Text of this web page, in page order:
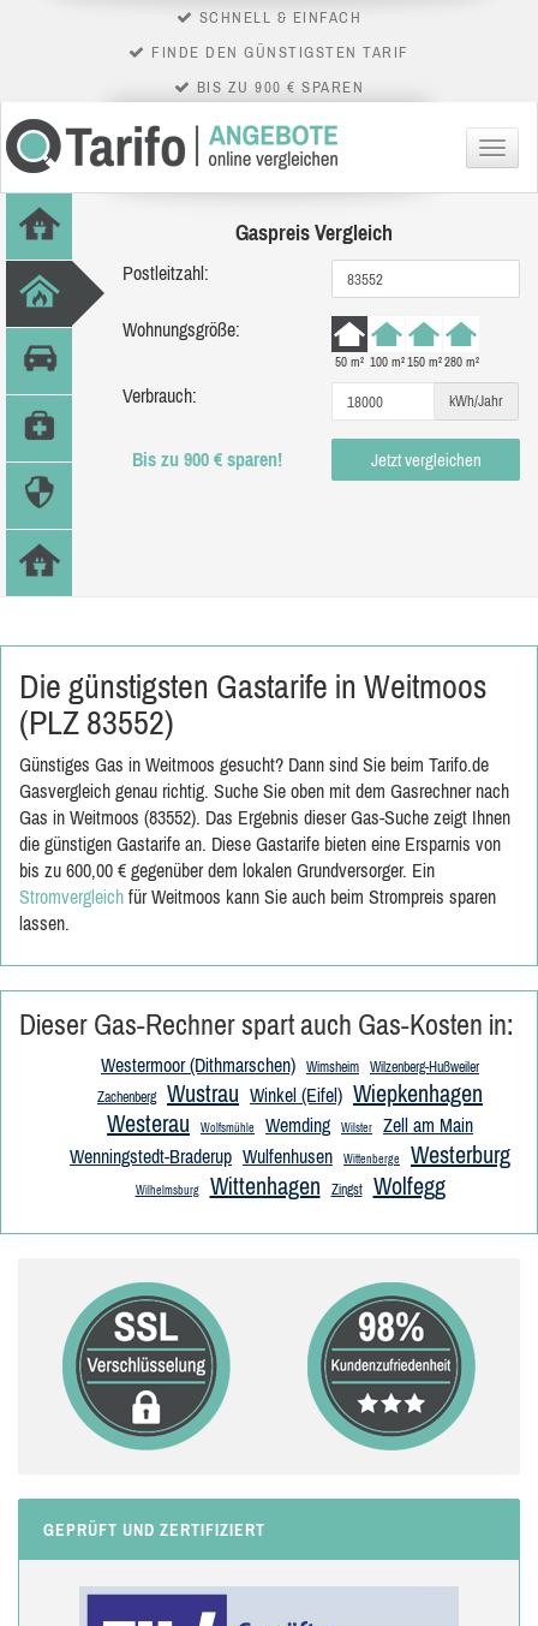
SCHNELL & EINFACH
FINDE DEN GÜNSTIGSTEN TARIF
BIS ZU 900 € SPAREN
Menü
Gaspreis Vergleich
Postleitzahl:
Wohnungsgröße:
50 m² 100 m²150 m²280 m²
Verbrauch: kWh/Jahr
Bis zu 900 € sparen! Jetzt vergleichen
Die günstigsten Gastarife in Weitmoos
(PLZ 83552)
Günstiges Gas in Weitmoos gesucht? Dann sind Sie beim Tarifo.de
Gasvergleich genau richtig. Suche Sie oben mit dem Gasrechner nach
Gas in Weitmoos (83552). Das Ergebnis dieser Gas-Suche zeigt Ihnen
die günstigen Gastarife an. Diese Gastarife bieten eine Ersparnis von
bis zu 600,00 € gegenüber dem lokalen Grundversorger. Ein
Stromvergleich für Weitmoos kann Sie auch beim Strompreis sparen
lassen.
Dieser Gas-Rechner spart auch Gas-Kosten in:
Westermoor (Dithmarschen) Wimsheim
Wilzenberg-Hußweiler
Zachenberg
Wustrau Winkel (Eifel) Wiepkenhagen
Westerau
Wolfsmühle Wemding Wilster
Zell am Main
Wenningstedt-Braderup Wulfenhusen Wittenberge Westerburg
Wilhelmsburg Wittenhagen Zingst Wolfegg
GEPRÜFT UND ZERTIFIZIERT